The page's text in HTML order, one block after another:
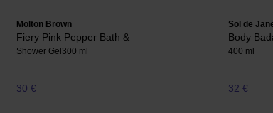
Molton Brown
Fiery Pink Pepper Bath &
Shower Gel300 ml
30 €
Sol de
Body
400 ml
32 €